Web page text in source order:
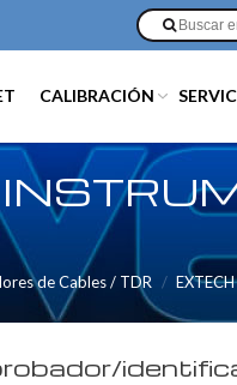
CALIBRACIÓN
de Cables / TDR